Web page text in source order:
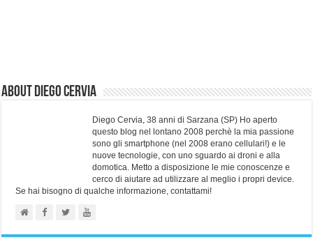
About Diego Cervia
Diego Cervia, 38 anni di Sarzana (SP) Ho aperto
questo blog nel lontano 2008 perchè la mia passione
sono gli smartphone (nel 2008 erano cellulari!) e le
nuove tecnologie, con uno sguardo ai droni e alla
domotica. Metto a disposizione le mie conoscenze e
cerco di aiutare ad utilizzare al meglio i propri device.
Se hai bisogno di qualche informazione, contattami!